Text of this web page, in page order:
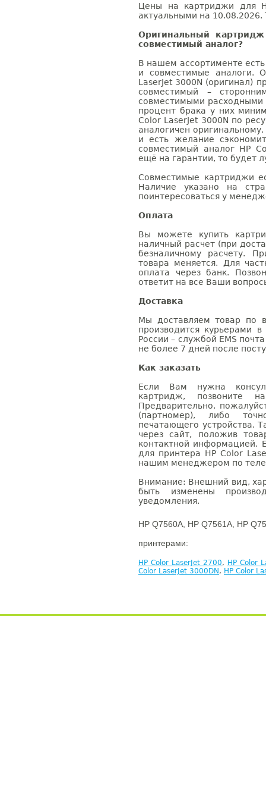
Цены на картриджи для
актуальными на 10.08.2026.
Оригинальный
совместимый аналог?
В нашем ассортименте
и совместимые аналоги.
LaserJet 3000N (оригинал)
совместимый –
совместимыми расходными
процент брака у них
Color LaserJet 3000N по
аналогичен
и есть желание
совместимый аналог HP
ещё на гарантии, то будет
Совместимые картриджи
Наличие указано на
поинтересоваться у
Оплата
Вы можете купить
наличный расчет (при
безналичному расчету.
товара меняется. Для
оплата через банк.
ответит на все Ваши
Доставка
Мы доставляем товар по
производится курьерами
России – службой EMS
не более 7 дней после
Как заказать
Если Вам нужна
картридж, позвоните
Предварительно,
(партномер), либо
печатающего устройства.
через сайт, положив
контактной информацией.
для принтера HP Color
нашим менеджером по
Внимание: Внешний вид,
быть изменены
уведомления.
HP Q7560A, HP Q7561A, HP
принтерами:
HP Color LaserJet 2700, HP Color
Color LaserJet 3000DN , HP Color